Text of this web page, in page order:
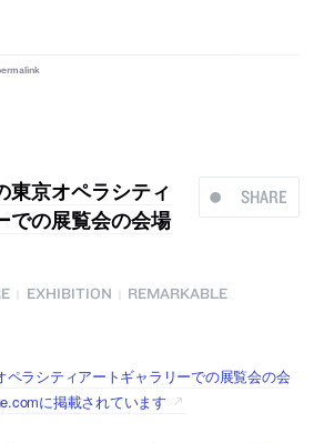
SHARE
東京オペラシティ
での展覧会の会場
EXHIBITION REMARKABLE
ペラシティアートギャラリーでの展覧会の会
に掲載されています